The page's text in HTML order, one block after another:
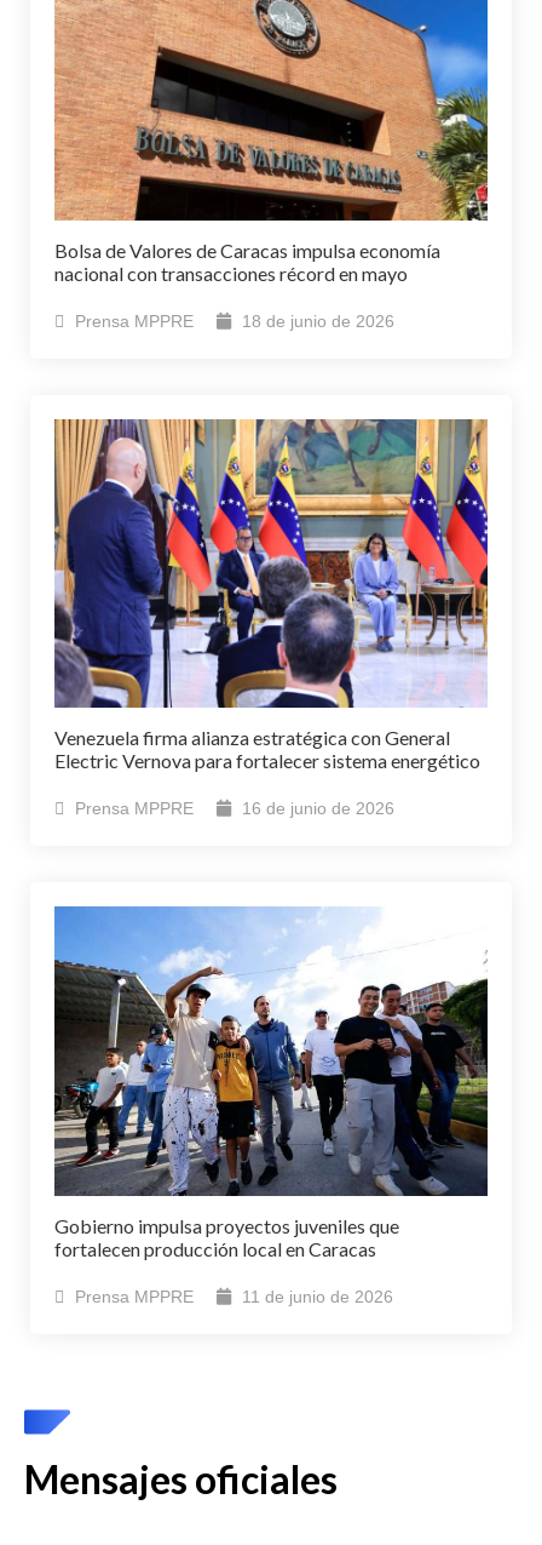
Bolsa de Valores de Caracas impulsa economía
nacional con transacciones récord en mayo
Prensa MPPRE 18 de junio de 2026
Venezuela firma alianza estratégica con General
Electric Vernova para fortalecer sistema energético
Prensa MPPRE 16 de junio de 2026
Gobierno impulsa proyectos juveniles que
fortalecen producción local en Caracas
Prensa MPPRE 11 de junio de 2026
Mensajes oficiales